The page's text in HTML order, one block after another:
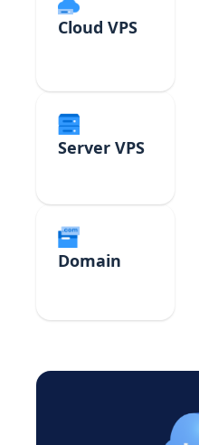
Cloud VPS
Server VPS
Domain